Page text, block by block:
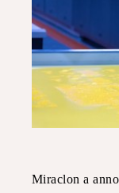
Miraclon a